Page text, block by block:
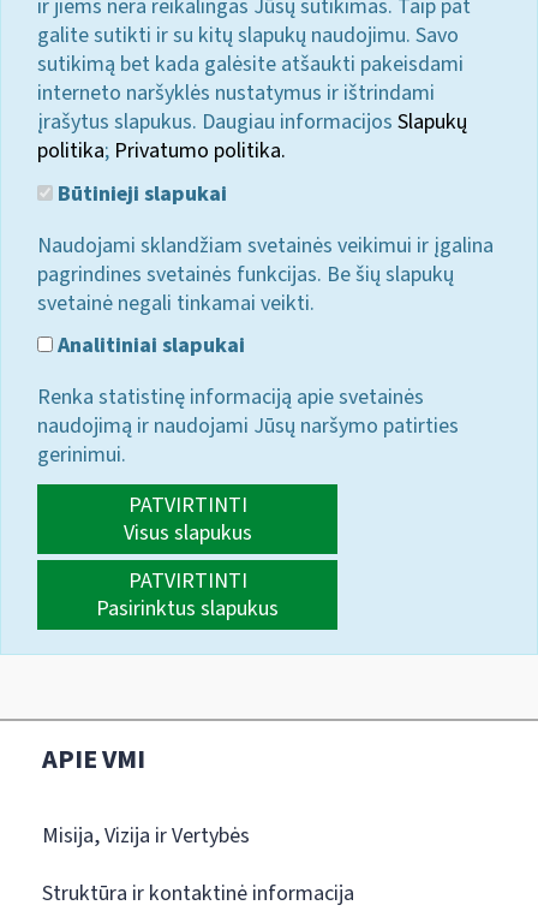
ir jiems nėra reikalingas Jūsų sutikimas. Taip pat
galite sutikti ir su kitų slapukų naudojimu. Savo
sutikimą bet kada galėsite atšaukti pakeisdami
interneto naršyklės nustatymus ir ištrindami
įrašytus slapukus. Daugiau informacijos Slapukų
politika; Privatumo politika.
Būtinieji slapukai
Naudojami sklandžiam svetainės veikimui ir įgalina
pagrindines svetainės funkcijas. Be šių slapukų
svetainė negali tinkamai veikti.
Analitiniai slapukai
Renka statistinę informaciją apie svetainės
naudojimą ir naudojami Jūsų naršymo patirties
gerinimui.
PATVIRTINTI
Visus slapukus
PATVIRTINTI
Pasirinktus slapukus
APIE VMI
Misija, Vizija ir Vertybės
Struktūra ir kontaktinė informacija